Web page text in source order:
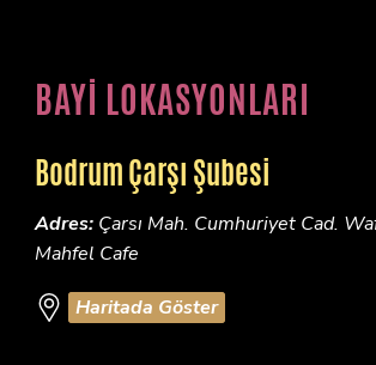
BAYİ LOKASYONLARI
Bodrum Çarşı Şubesi
Adres: Çarsı Mah. Cumhuriyet Cad.
Mahfel Cafe
Haritada Göster